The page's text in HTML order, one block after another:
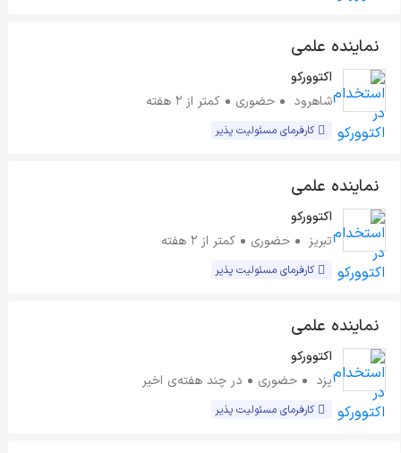
نماینده علمی
اکتوورکو
شاهرود
حضوری کمتر از ۲ هفته
کارفرمای مسئولیت پذیر
نماینده علمی
اکتوورکو
تبریز
حضوری کمتر از ۲ هفته
کارفرمای مسئولیت پذیر
نماینده علمی
اکتوورکو
یزد
حضوری در چند هفته‌ی اخیر
کارفرمای مسئولیت پذیر